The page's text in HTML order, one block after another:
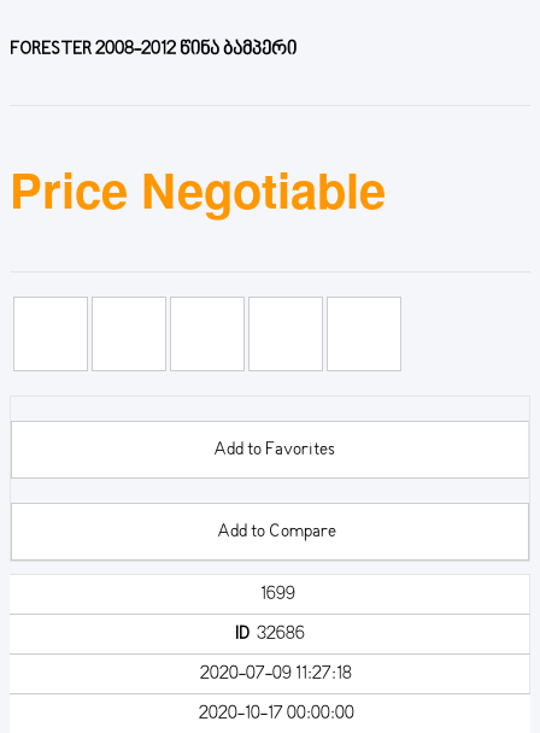
FORESTER 2008-2012 წინა ბამპერი
Price Negotiable
Add to Favorites
Add to Compare
1699
ID32686
2020-07-09 11:27:18
2020-10-17 00:00:00